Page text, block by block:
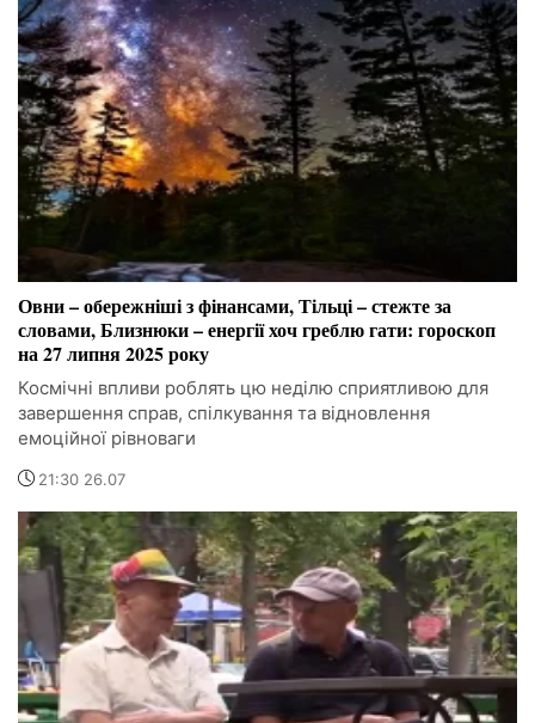
Овни – обережніші з фінансами, Тільці – стежте за
словами, Близнюки – енергії хоч греблю гати: гороскоп
на 27 липня 2025 року
Космічні впливи роблять цю неділю сприятливою для
завершення справ, спілкування та відновлення
емоційної рівноваги
21:30 26.07